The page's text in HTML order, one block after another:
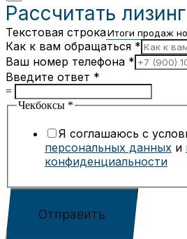
Рассчитать лизинг
Текстовая строка
Как к вам обращаться *
Ваш номер телефона *
Введите ответ *
=
Чекбоксы *
Я соглашаюсь с
персональных данных и
конфиденциальности
Отправить